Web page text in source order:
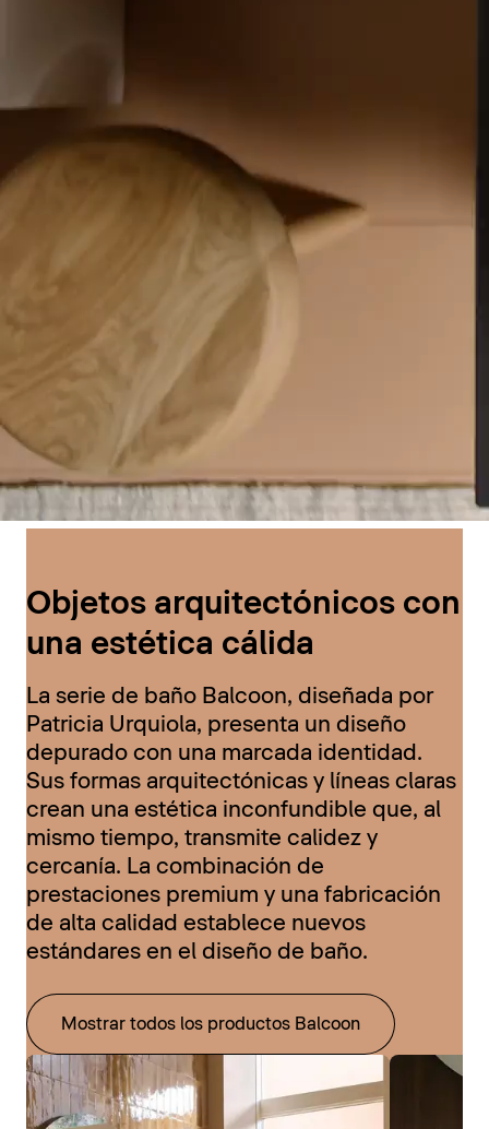
Objetos arquitectónicos con
una estética cálida
La serie de baño Balcoon, diseñada por
Patricia Urquiola, presenta un diseño
depurado con una marcada identidad.
Sus formas arquitectónicas y líneas claras
crean una estética inconfundible que, al
mismo tiempo, transmite calidez y
cercanía. La combinación de
prestaciones premium y una fabricación
de alta calidad establece nuevos
estándares en el diseño de baño.
Mostrar todos los productos Balcoon